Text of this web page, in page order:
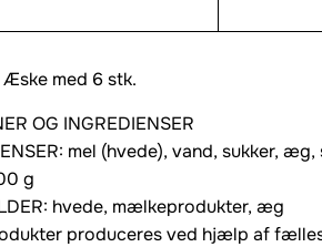
med 6 stk.
OG INGREDIENSER
mel (hvede), vand, sukker,
g
hvede, mælkeprodukter, æg
produceres ved hjælp af